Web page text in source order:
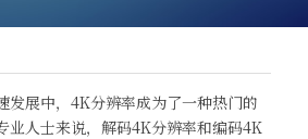
平板（MeetBox T系列）
终端（M800C）
发展中，4K分辨率成为了一种热门的
业人士来说，解码4K分辨率和编码4K